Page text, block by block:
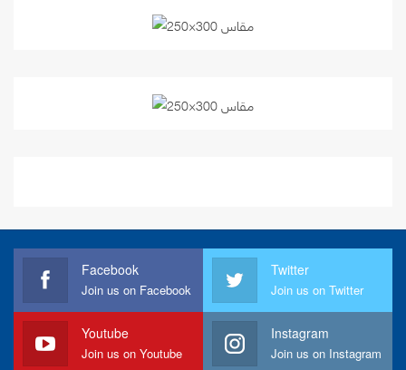
Facebook
Join us on Facebook
Twitter
Join us on Twitter
Youtube
Join us on Youtube
Instagram
Join us on Instagram